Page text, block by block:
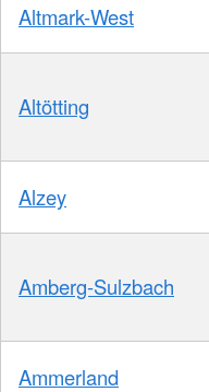
Altmark-West
Altötting
Alzey
Amberg-Sulzbach
Ammerland